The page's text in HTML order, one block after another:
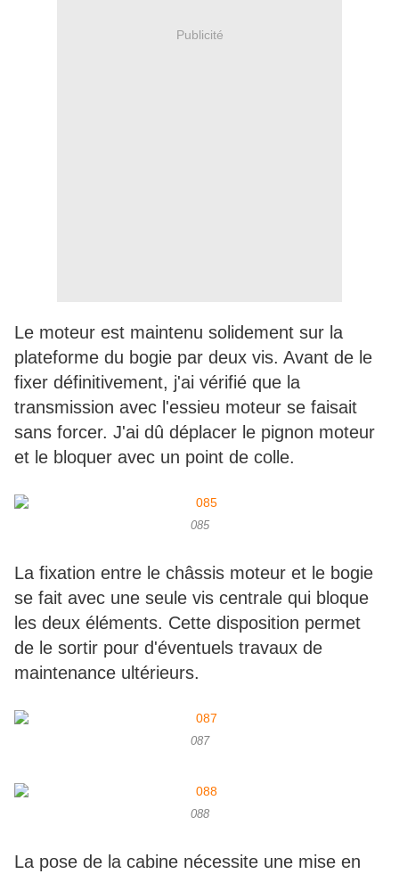
Publicité
Le moteur est maintenu solidement sur la
plateforme du bogie par deux vis. Avant de le
fixer définitivement, j'ai vérifié que la
transmission avec l'essieu moteur se faisait
sans forcer. J'ai dû déplacer le pignon moteur
et le bloquer avec un point de colle.
085
La fixation entre le châssis moteur et le bogie
se fait avec une seule vis centrale qui bloque
les deux éléments. Cette disposition permet
de le sortir pour d'éventuels travaux de
maintenance ultérieurs.
087
088
La pose de la cabine nécessite une mise en